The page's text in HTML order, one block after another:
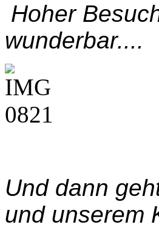
Hoher
wunderbar....
Und dann
und unserem